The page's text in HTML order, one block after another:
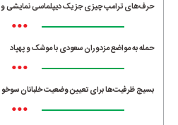
حرف‌های ترامپ چیزی جز یک دیپلماسی نمایشی
•••
حمله به مواضع مزدوران سعودی با موشک و پهپاد
•••
بسیج ظرفیت‌ها برای تعیین وضعیت خلبانان سوخو
•••